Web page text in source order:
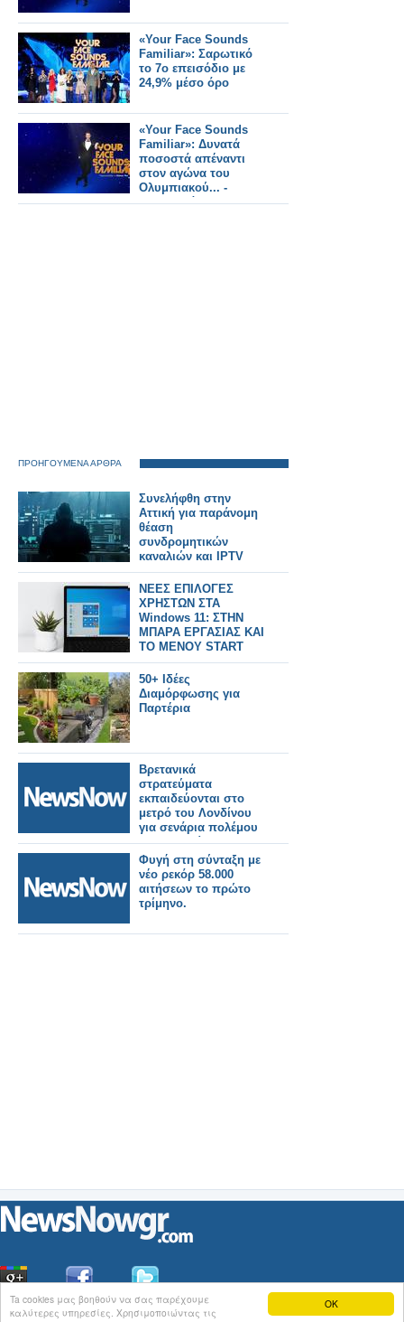
OK
Ta cookies μας βοηθούν να σας παρέχουμε
καλύτερες υπηρεσίες. Χρησιμοποιώντας τις
«Your Face Sounds
Familiar»: Σαρωτικό
το 7ο επεισόδιο με
24,9% μέσο όρο
«Your Face Sounds
Familiar»: Δυνατά
ποσοστά απέναντι
στον αγώνα του
Ολυμπιακού... -
Αναλυτικά τα 15'
ΠΡΟΗΓΟΥΜΕΝΑ ΑΡΘΡΑ
Συνελήφθη στην
Αττική για παράνομη
θέαση
συνδρομητικών
καναλιών και IPTV
ΝΕΕΣ ΕΠΙΛΟΓΕΣ
ΧΡΗΣΤΩΝ ΣΤΑ
Windows 11: ΣΤΗΝ
ΜΠΑΡΑ ΕΡΓΑΣΙΑΣ ΚΑΙ
ΤΟ ΜΕΝΟΥ START
50+ Ιδέες
Διαμόρφωσης για
Παρτέρια
Βρετανικά
στρατεύματα
εκπαιδεύονται στο
μετρό του Λονδίνου
για σενάρια πολέμου
με τη Ρωσία!
Φυγή στη σύνταξη με
νέο ρεκόρ 58.000
αιτήσεων το πρώτο
τρίμηνο.